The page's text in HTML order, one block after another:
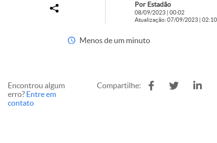
Por Estadão
08/09/2023 | 00:02
Atualização: 07/09/2023 | 02:10
Menos de um minuto
Encontrou algum
erro? Entre em
contato
Compartilhe: